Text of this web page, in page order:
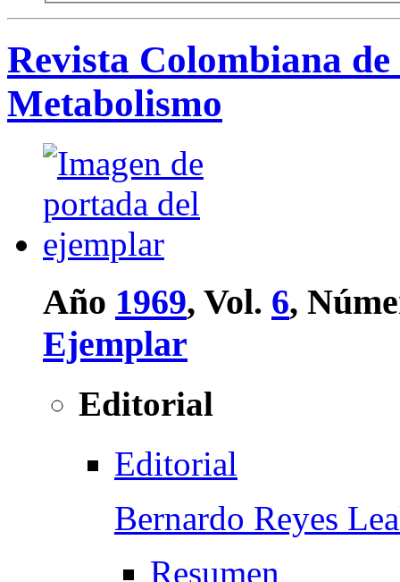
Revista Colombiana
Metabolismo
Año 1969, Vol. 6,
Ejemplar
Editorial
Editorial
Bernardo Reyes
Resumen